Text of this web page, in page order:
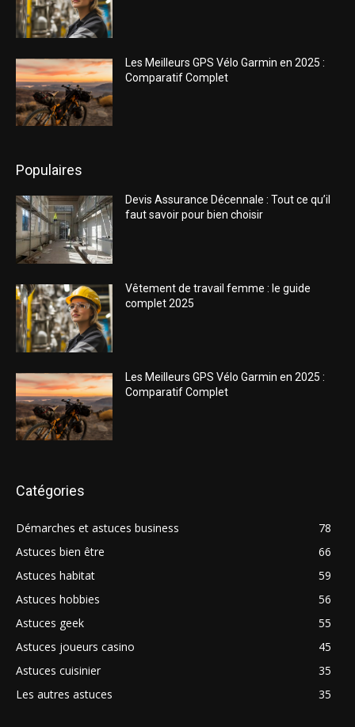
Les Meilleurs GPS Vélo Garmin en 2025 :
Comparatif Complet
Populaires
Devis Assurance Décennale : Tout ce qu’il
faut savoir pour bien choisir
Vêtement de travail femme : le guide
complet 2025
Les Meilleurs GPS Vélo Garmin en 2025 :
Comparatif Complet
Catégories
Démarches et astuces business
78
Astuces bien être
66
Astuces habitat
59
Astuces hobbies
56
Astuces geek
55
Astuces joueurs casino
45
Astuces cuisinier
35
Les autres astuces
35